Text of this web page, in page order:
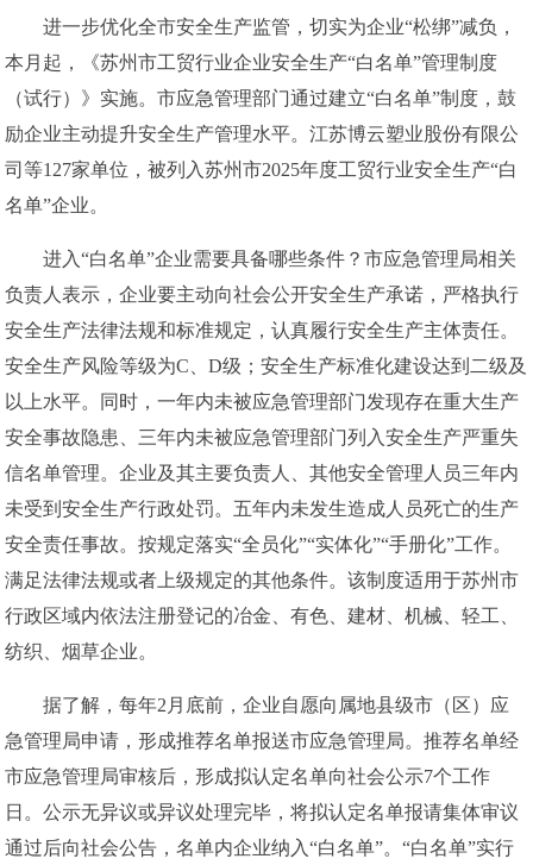
进一步优化全市安全生产监管，切实为企业“松绑”减负，
本月起，《苏州市工贸行业企业安全生产“白名单”管理制度
（试行）》实施。市应急管理部门通过建立“白名单”制度，鼓
励企业主动提升安全生产管理水平。江苏博云塑业股份有限公
司等127家单位，被列入苏州市2025年度工贸行业安全生产“白
名单”企业。
进入“白名单”企业需要具备哪些条件？市应急管理局相关
负责人表示，企业要主动向社会公开安全生产承诺，严格执行
安全生产法律法规和标准规定，认真履行安全生产主体责任。
安全生产风险等级为C、D级；安全生产标准化建设达到二级及
以上水平。同时，一年内未被应急管理部门发现存在重大生产
安全事故隐患、三年内未被应急管理部门列入安全生产严重失
信名单管理。企业及其主要负责人、其他安全管理人员三年内
未受到安全生产行政处罚。五年内未发生造成人员死亡的生产
安全责任事故。按规定落实“全员化”“实体化”“手册化”工作。
满足法律法规或者上级规定的其他条件。该制度适用于苏州市
行政区域内依法注册登记的冶金、有色、建材、机械、轻工、
纺织、烟草企业。
据了解，每年2月底前，企业自愿向属地县级市（区）应
急管理局申请，形成推荐名单报送市应急管理局。推荐名单经
市应急管理局审核后，形成拟认定名单向社会公示7个工作
日。公示无异议或异议处理完毕，将拟认定名单报请集体审议
通过后向社会公告，名单内企业纳入“白名单”。“白名单”实行